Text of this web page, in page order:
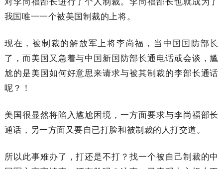
我国唯一一个被美国制裁的上将。
现在，被制裁的解放军上将李尚福，当中国国防部长
了，而美国又急着与中国新国防部长通电话或会谈，尴
尬的是美国如何好意思来请求与被其制裁的李部长通话
呢？！
美国很显然将陷入尴尬困境，一方面要求与李尚福部长
通话，另一方面又要自已打脸和被制裁的人打交道。
所以此事难办了，打还是不打？找一个被自己制裁的中